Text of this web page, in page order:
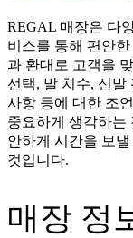
REGAL 매장은 다
비스를 통해 편안
과 환대로 고객을
선택, 발 치수, 신발
사항 등에 대한 조
중요하게 생각하는
안하게 시간을 보
것입니다.
매장 정